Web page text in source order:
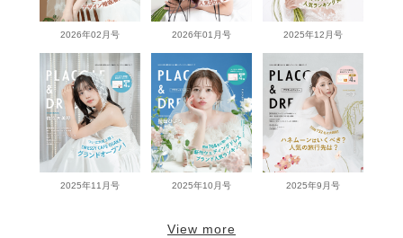
2026年02月号 2026年01月号 2025年12月号
2025年11月号 2025年10月号 2025年9月号
View more